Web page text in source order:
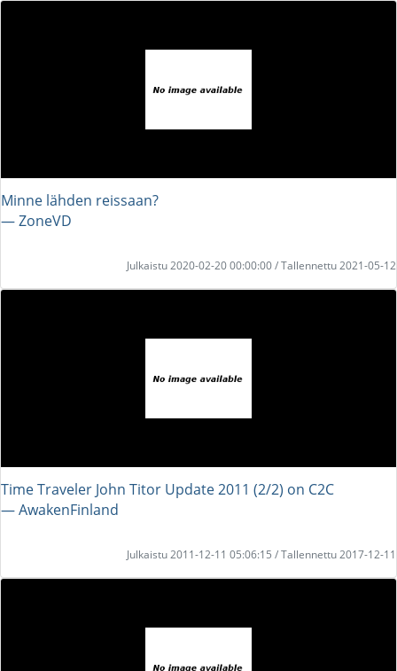
Minne lähden reissaan?
― ZoneVD
Julkaistu 2020-02-20 00:00:00 / Tallennettu 2021-05-12
Time Traveler John Titor Update 2011 (2/2) on C2C
― AwakenFinland
Julkaistu 2011-12-11 05:06:15 / Tallennettu 2017-12-11